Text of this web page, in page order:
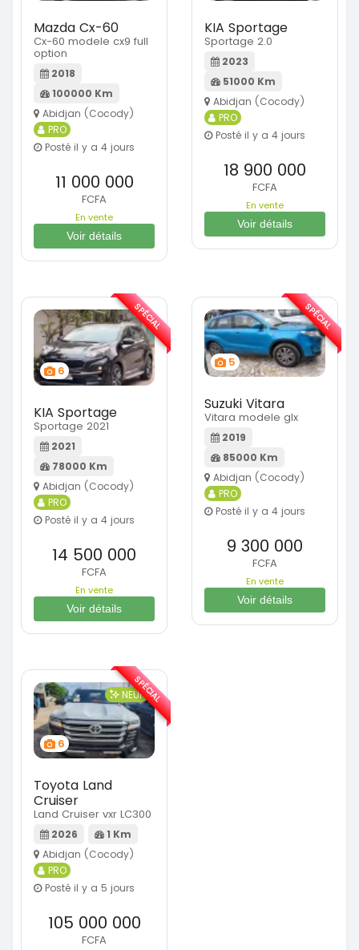
Mazda Cx-60
Cx-60 modele cx9 full
option
2018
100000 Km
Abidjan (Cocody)
PRO
Posté il y a 4 jours
11 000 000
FCFA
En vente
Voir détails
KIA Sportage
Sportage 2.0
2023
51000 Km
Abidjan (Cocody)
PRO
Posté il y a 4 jours
18 900 000
FCFA
En vente
Voir détails
6
KIA Sportage
Sportage 2021
2021
78000 Km
Abidjan (Cocody)
PRO
Posté il y a 4 jours
14 500 000
FCFA
En vente
Voir détails
SPÉCIAL
5
Suzuki Vitara
Vitara modele glx
2019
85000 Km
Abidjan (Cocody)
PRO
Posté il y a 4 jours
9 300 000
FCFA
En vente
Voir détails
SPÉCIAL
6
NEUF
Toyota Land
Cruiser
Land Cruiser vxr LC300
2026
1 Km
Abidjan (Cocody)
PRO
Posté il y a 5 jours
105 000 000
FCFA
SPÉCIAL